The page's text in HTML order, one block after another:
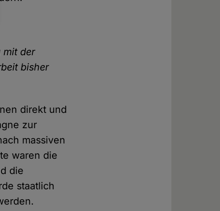
mit der
bisher
direkt und
zur
massiven
waren die
die
staatlich